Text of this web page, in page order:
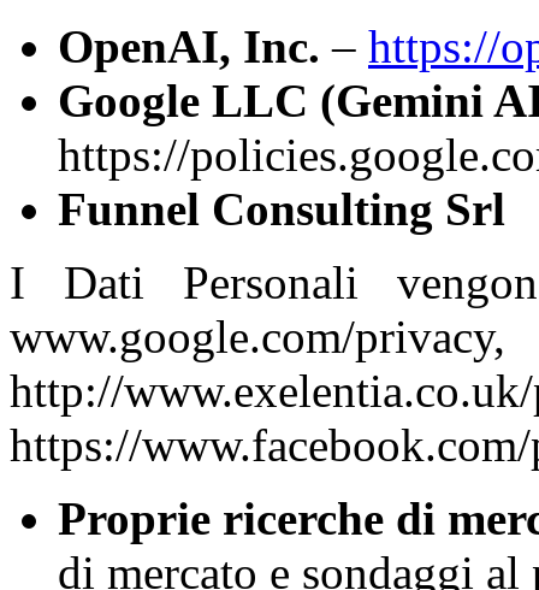
OpenAI, Inc. – https://
Google LLC (Gemini
https://
Funnel Consulting Srl
I Dati Personali
http://
https://
Proprie ricerche di
di mercato e sondaggi